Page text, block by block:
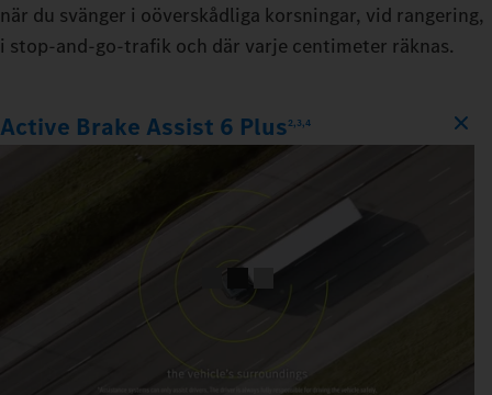
när du svänger i oöverskådliga korsningar, vid rangering,
i stop‑and‑go‑trafik och där varje centimeter räknas.
Active Brake Assist 6 Plus2,3,4